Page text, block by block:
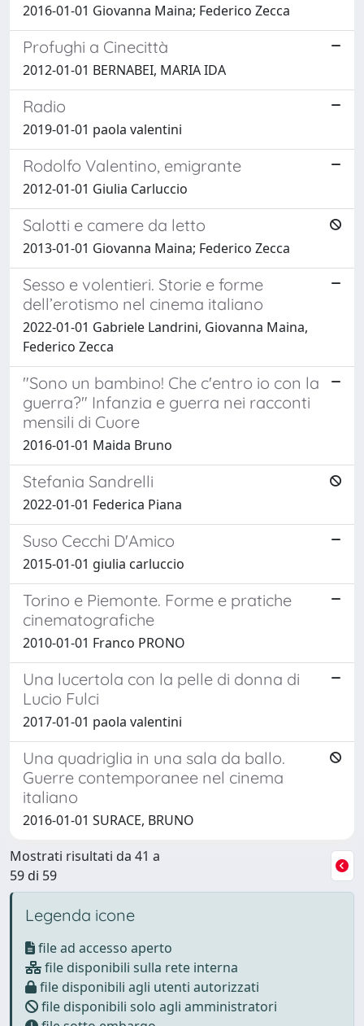
2016-01-01 Giovanna Maina; Federico Zecca
Profughi a Cinecittà
2012-01-01 BERNABEI, MARIA IDA
Radio
2019-01-01 paola valentini
Rodolfo Valentino, emigrante
2012-01-01 Giulia Carluccio
Salotti e camere da letto
2013-01-01 Giovanna Maina; Federico Zecca
Sesso e volentieri. Storie e forme
dell’erotismo nel cinema italiano
2022-01-01 Gabriele Landrini, Giovanna Maina,
Federico Zecca
"Sono un bambino! Che c'entro io con la
guerra?" Infanzia e guerra nei racconti
mensili di Cuore
2016-01-01 Maida Bruno
Stefania Sandrelli
2022-01-01 Federica Piana
Suso Cecchi D'Amico
2015-01-01 giulia carluccio
Torino e Piemonte. Forme e pratiche
cinematografiche
2010-01-01 Franco PRONO
Una lucertola con la pelle di donna di
Lucio Fulci
2017-01-01 paola valentini
Una quadriglia in una sala da ballo.
Guerre contemporanee nel cinema
italiano
2016-01-01 SURACE, BRUNO
Mostrati risultati da 41 a
59 di 59
Legenda icone
file ad accesso aperto
file disponibili sulla rete interna
file disponibili agli utenti autorizzati
file disponibili solo agli amministratori